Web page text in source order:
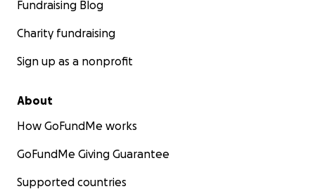
Fundraising Blog
Charity fundraising
Sign up as a nonprofit
About
How GoFundMe works
GoFundMe Giving Guarantee
Supported countries